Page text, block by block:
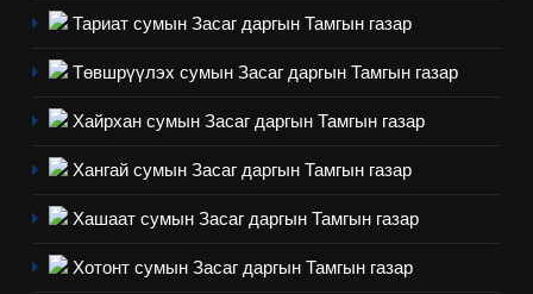
БАЙГУУЛНА
3
ТАЗ-ЫН САЛБАР ЗӨВЛӨЛ
4
Тариат сумын Засаг даргын Тамгын газар
Төвшрүүлэх сумын Засаг даргын Тамгын газар
Хайрхан сумын Засаг даргын Тамгын газар
Хангай сумын Засаг даргын Тамгын газар
Хашаат сумын Засаг даргын Тамгын газар
Хотонт сумын Засаг даргын Тамгын газар